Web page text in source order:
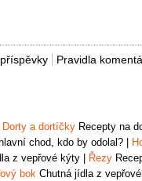
Pravidla
Dorty a dortíčky Recepty na
chod, kdo by odolal?
z vepřové kýty Řezy
bok Chutná jídla z